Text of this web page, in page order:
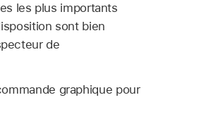
les plus importants
sont bien
de
graphique pour